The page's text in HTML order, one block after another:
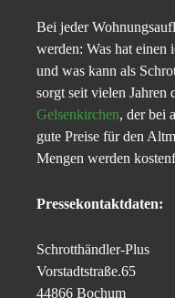
Bei jeder
werden: Was hat einen
und was kann als
sorgt seit vielen Jahren
Gelsenkirchen, der bei
gute Preise für den
Mengen werden
Pressekontaktdaten:
Schrotthändler-Plus
Vorstadtstraße.65
44866 Bochum